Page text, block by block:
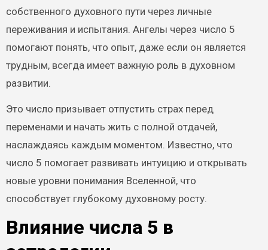
собственного духовного пути через личные
переживания и испытания. Ангелы через число 5
помогают понять, что опыт, даже если он является
трудным, всегда имеет важную роль в духовном
развитии.
Это число призывает отпустить страх перед
переменами и начать жить с полной отдачей,
наслаждаясь каждым моментом. Известно, что
число 5 помогает развивать интуицию и открывать
новые уровни понимания Вселенной, что
способствует глубокому духовному росту.
Влияние числа 5 в